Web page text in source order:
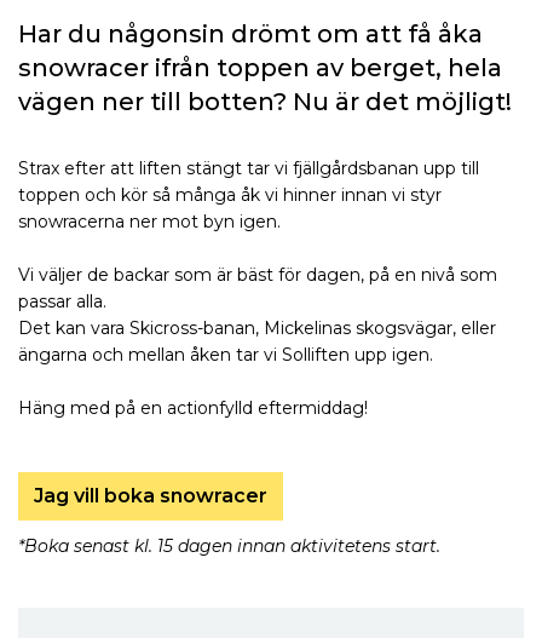
Har du någonsin drömt om att få åka
snowracer ifrån toppen av berget, hela
vägen ner till botten? Nu är det möjligt!
Strax efter att liften stängt tar vi fjällgårdsbanan upp till
toppen och kör så många åk vi hinner innan vi styr
snowracerna ner mot byn igen.
Vi väljer de backar som är bäst för dagen, på en nivå som
passar alla.
Det kan vara Skicross-banan, Mickelinas skogsvägar, eller
ängarna och mellan åken tar vi Solliften upp igen.
Häng med på en actionfylld eftermiddag!
Jag vill boka snowracer
*Boka senast kl. 15 dagen innan aktivitetens start.